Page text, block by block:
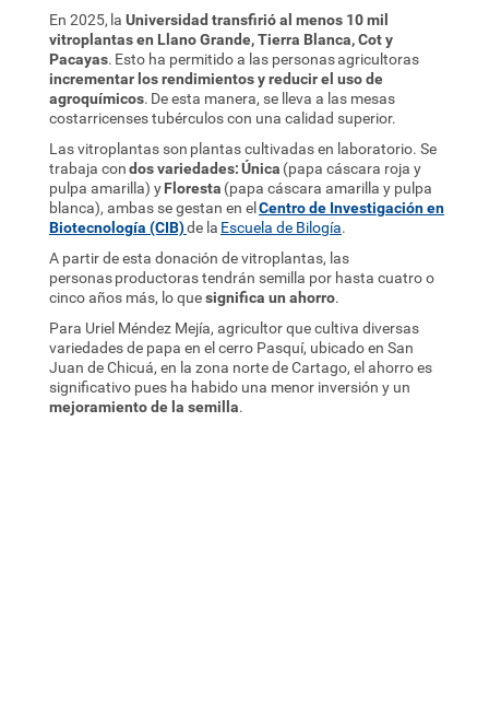
En 2025, la Universidad transfirió al menos 10 mil
vitroplantas en Llano Grande, Tierra Blanca, Cot y
Pacayas. Esto ha permitido a las personas agricultoras
incrementar los rendimientos y reducir el uso de
agroquímicos. De esta manera, se lleva a las mesas
costarricenses tubérculos con una calidad superior.
Las vitroplantas son plantas cultivadas en laboratorio. Se
trabaja condos variedades: Única (papa cáscara roja y
pulpa amarilla) yFloresta (papa cáscara amarilla y pulpa
blanca), ambas se gestan en el Centro de Investigación en
Biotecnología (CIB)de la Escuela de Bilogía.
A partir de esta donación de vitroplantas, las
personas productoras tendrán semilla por hasta cuatro o
cinco años más, lo quesignifica un ahorro.
Para Uriel Méndez Mejía, agricultor que cultiva diversas
variedades de papa en el cerro Pasquí, ubicado en San
Juan de Chicuá, en la zona norte de Cartago, el ahorro es
significativo pues ha habido una menor inversión y un
mejoramiento de la semilla.